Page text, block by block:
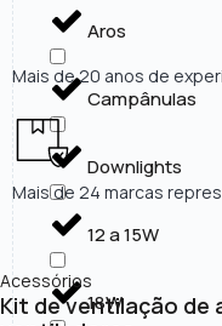
Aros
Campânulas
Downlights
12 a 15W
18W
Mais de 20 anos de
Mais de 24 marcas
Acessórios
Kit de ventilação de